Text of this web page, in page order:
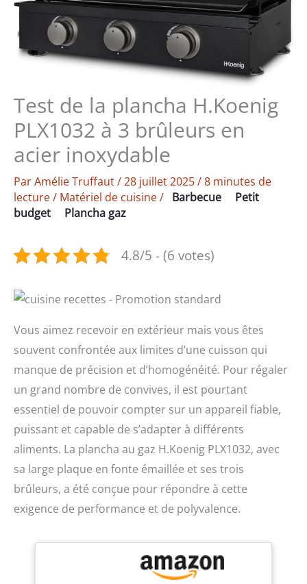
Test de la plancha H.Koenig
PLX1032 à 3 brûleurs en
acier inoxydable
ParAmélie Truffaut/28 juillet 2025/8 minutes de
lecture/ Matériel de cuisine/ Barbecue
Petit
budget
Plancha gaz
4.8/5 - (6 votes)
Vous aimez recevoir en extérieur mais vous êtes
souvent confrontée aux limites d’une cuisson qui
manque de précision et d’homogénéité. Pour régaler
un grand nombre de convives, il est pourtant
essentiel de pouvoir compter sur un appareil fiable,
puissant et capable de s’adapter à différents
aliments. La plancha au gaz H.Koenig PLX1032, avec
sa large plaque en fonte émaillée et ses trois
brûleurs, a été conçue pour répondre à cette
exigence de performance et de polyvalence.